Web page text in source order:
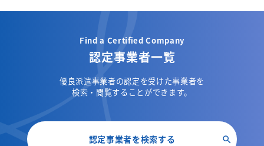
Find a Certified Company
認定事業者一覧
優良派遣事業者の認定を受けた事業者を
検索・閲覧することができます。
認定事業者を検索する